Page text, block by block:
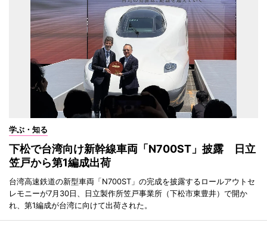
学ぶ・知る
下松で台湾向け新幹線車両「N700ST」披露 日立
笠戸から第1編成出荷
台湾高速鉄道の新型車両「N700ST」の完成を披露するロールアウトセ
レモニーが7月30日、日立製作所笠戸事業所（下松市東豊井）で開か
れ、第1編成が台湾に向けて出荷された。